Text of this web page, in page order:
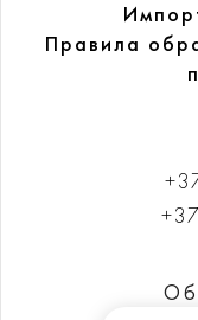
Правила